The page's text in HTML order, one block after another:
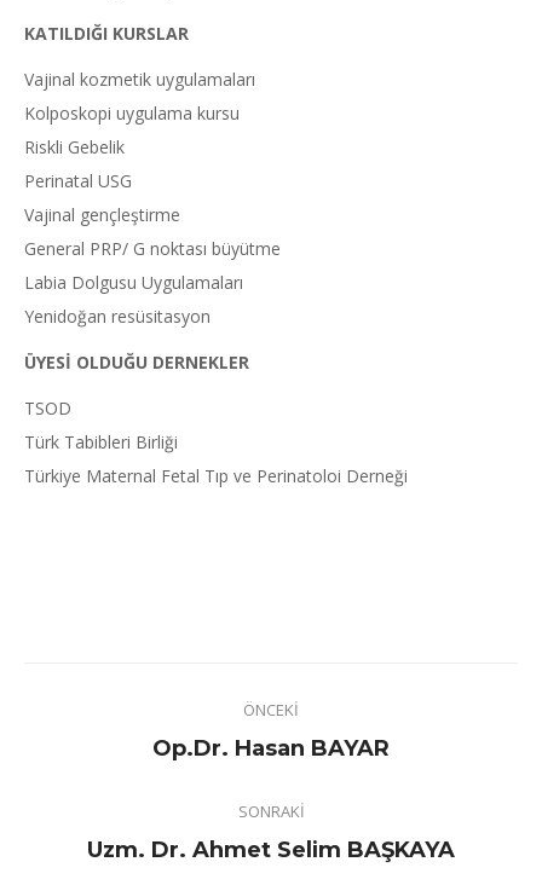
KATILDIĞI KURSLAR
Vajinal kozmetik uygulamaları
Kolposkopi uygulama kursu
Riskli Gebelik
Perinatal USG
Vajinal gençleştirme
General PRP/ G noktası büyütme
Labia Dolgusu Uygulamaları
Yenidoğan resüsitasyon
ÜYESİ OLDUĞU DERNEKLER
TSOD
Türk Tabibleri Birliği
Türkiye Maternal Fetal Tıp ve Perinatoloi Derneği
ÖNCEKI
Previous
Op.Dr. Hasan BAYAR
SONRAKI
Next
Uzm. Dr. Ahmet Selim BAŞKAYA